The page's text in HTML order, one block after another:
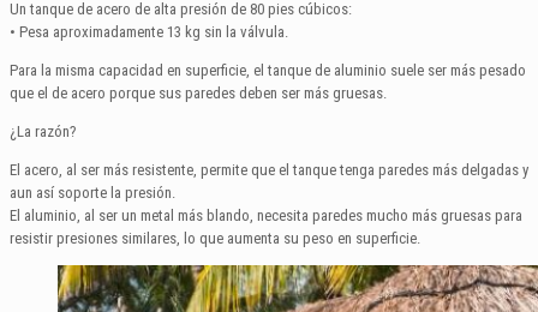
Un tanque de acero de alta presión de 80 pies cúbicos:
• Pesa aproximadamente 13 kg sin la válvula.
Para la misma capacidad en superficie, el tanque de aluminio suele ser más pesado
que el de acero porque sus paredes deben ser más gruesas.
¿La razón?
El acero, al ser más resistente, permite que el tanque tenga paredes más delgadas y
aun así soporte la presión.
El aluminio, al ser un metal más blando, necesita paredes mucho más gruesas para
resistir presiones similares, lo que aumenta su peso en superficie.